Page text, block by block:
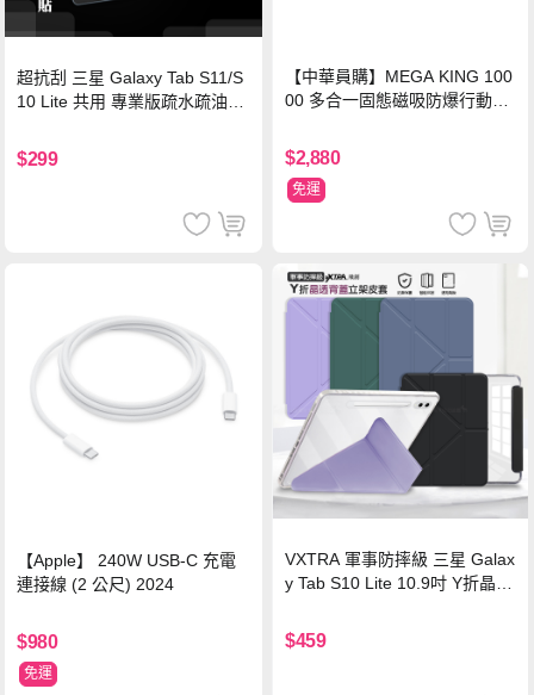
超抗刮 三星 Galaxy Tab S11/S
10 Lite 共用 專業版疏水疏油9H
$299
【中華員購】MEGA KING 100
00 多合一固態磁吸防爆行動電
$2,880
免運
【Apple】 240W USB-C 充電
連接線 (2 公尺) 2024
$980
免運
VXTRA 軍事防摔級 三星 Galax
y Tab S10 Lite 10.9吋 Y折晶透
$459